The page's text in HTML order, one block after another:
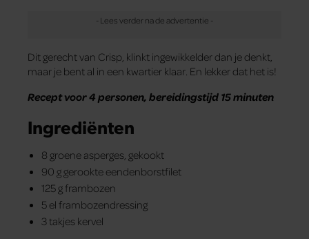
Dit gerecht van Crisp, klinkt ingewikkelder dan je denkt,
maar je bent al in een kwartier klaar. En lekker dat het is!
Recept voor 4 personen, bereidingstijd 15 minuten
Ingrediënten
8 groene asperges, gekookt
90 g gerookte eendenborstfilet
125 g frambozen
5 el frambozendressing
3 takjes kervel